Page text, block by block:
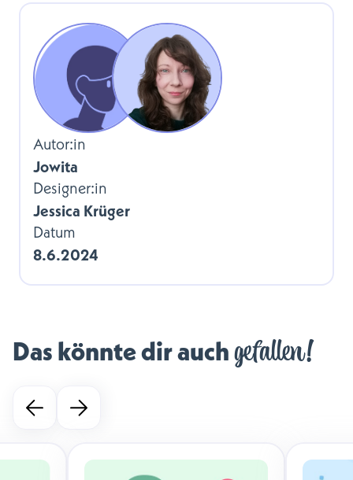
Autor:in
Jowita
Designer:in
Jessica Krüger
Datum
8.6.2024
Das könnte dir auch gefallen!